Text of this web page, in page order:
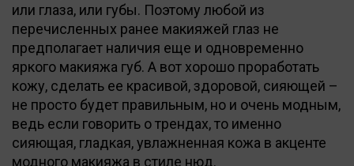
или глаза, или губы. Поэтому любой из
перечисленных ранее макияжей глаз не
предполагает наличия еще и одновременно
яркого макияжа губ. А вот хорошо проработать
кожу, сделать ее красивой, здоровой, сияющей –
не просто будет правильным, но и очень модным,
ведь если говорить о трендах, то именно
сияющая, гладкая, увлажненная кожа в акценте
модного макияжа в стиле нюд.